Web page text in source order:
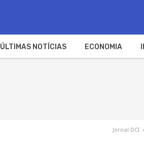
ÚLTIMAS NOTÍCIAS ECONOMIA
Jornal DCI ›